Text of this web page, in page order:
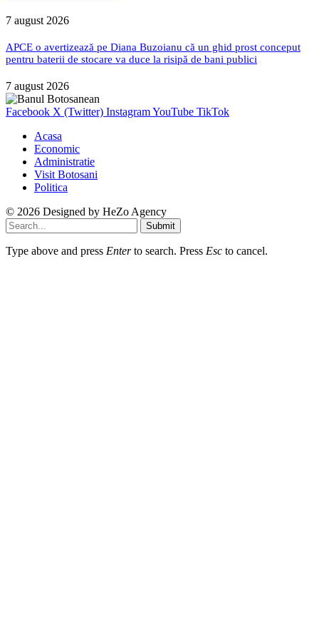
7 august 2026
APCE o avertizează pe Diana Buzoianu că un ghid prost conceput
pentru baterii de stocare va duce la risipă de bani publici
7 august 2026
Facebook X (Twitter) InstagramYouTube TikTok
Acasa
Economic
Administratie
Visit Botosani
Politica
© 2026 Designed by HeZo Agency
Submit
Type above and press Enterto search. Press Esc to cancel.